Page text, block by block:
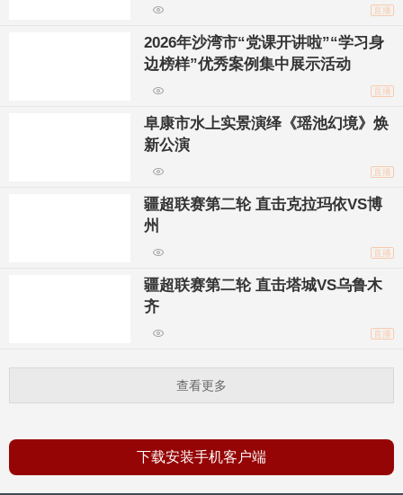
直播
2026年沙湾市“党课开讲啦”“学习身
边榜样”优秀案例集中展示活动
直播
阜康市水上实景演绎《瑶池幻境》焕
新公演
直播
疆超联赛第二轮 直击克拉玛依VS博
州
直播
疆超联赛第二轮 直击塔城VS乌鲁木
齐
直播
查看更多
下载安装手机客户端